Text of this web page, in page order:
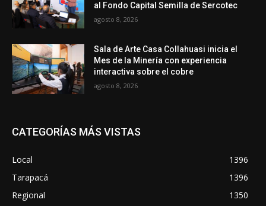
al Fondo Capital Semilla de Sercotec
agosto 8, 2026
Sala de Arte Casa Collahuasi inicia el
Mes de la Minería con experiencia
interactiva sobre el cobre
agosto 8, 2026
CATEGORÍAS MÁS VISTAS
Local
1396
Tarapacá
1396
Regional
1350